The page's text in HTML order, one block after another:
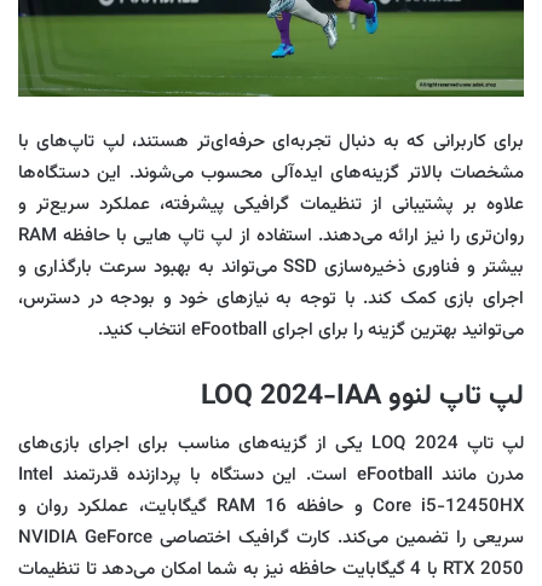
برای کاربرانی که به دنبال تجربه‌ای حرفه‌ای‌تر هستند، لپ‌ تاپ‌های با
مشخصات بالاتر گزینه‌های ایده‌آلی محسوب می‌شوند. این دستگاه‌ها
علاوه بر پشتیبانی از تنظیمات گرافیکی پیشرفته، عملکرد سریع‌تر و
روان‌تری را نیز ارائه می‌دهند. استفاده از لپ‌ تاپ‌ هایی با حافظه RAM
بیشتر و فناوری ذخیره‌سازی SSD می‌تواند به بهبود سرعت بارگذاری و
اجرای بازی کمک کند. با توجه به نیازهای خود و بودجه در دسترس،
می‌توانید بهترین گزینه را برای اجرای eFootball انتخاب کنید.
لپ تاپ لنوو LOQ 2024-IAA
لپ‌ تاپ LOQ 2024 یکی از گزینه‌های مناسب برای اجرای بازی‌های
مدرن مانند eFootball است. این دستگاه با پردازنده قدرتمند Intel
Core i5-12450HX و حافظه RAM 16 گیگابایت، عملکرد روان و
سریعی را تضمین می‌کند. کارت گرافیک اختصاصی NVIDIA GeForce
RTX 2050 با 4 گیگابایت حافظه نیز به شما امکان می‌دهد تا تنظیمات